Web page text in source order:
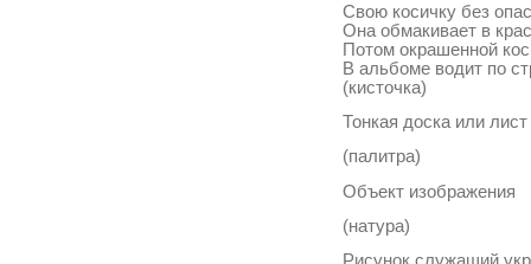
Свою косичку без
Она обмакивает в
Потом окрашенной
В альбоме водит по
(кисточка)
Тонкая доска или
(палитра)
Объект изображения
(натура)